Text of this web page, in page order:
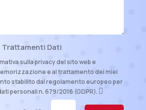
Trattamenti Dati
sulla privacy del sito web e
e al trattamento dei miei
stabilito dal regolamento europeo per
personali n. 679/2016 (GDPR).